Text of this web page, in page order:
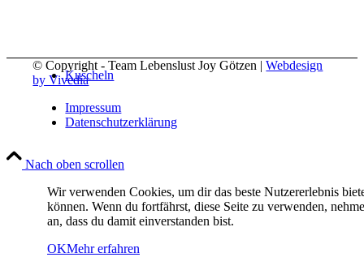
Kuscheln
About
© Copyright - Team Lebenslust Joy Götzen |Webdesign
by Vivedia
Impressum
Datenschutzerklärung
Nach oben scrollen
Wir verwenden Cookies, um dir das beste Nutzererlebnis
können. Wenn du fortfährst, diese Seite zu verwenden,
an, dass du damit einverstanden bist.
OKMehr erfahren